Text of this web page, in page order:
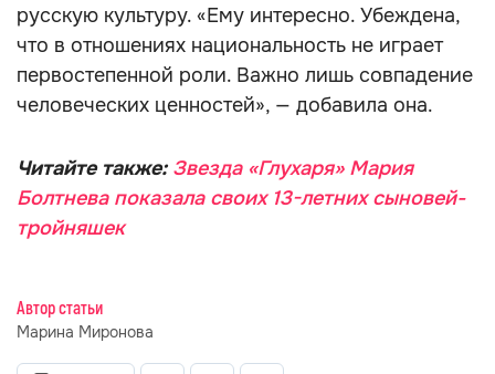
русскую культуру. «Ему интересно. Убеждена,
что в отношениях национальность не играет
первостепенной роли. Важно лишь совпадение
человеческих ценностей», — добавила она.
Читайте также: Звезда «Глухаря» Мария
Болтнева показала своих 13-летних сыновей-
тройняшек
Автор статьи
Марина Миронова